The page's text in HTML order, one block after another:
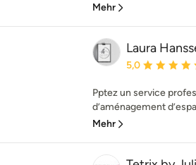
Mehr
Laura
5,0
Pptez un service
d’aménagement
Mehr